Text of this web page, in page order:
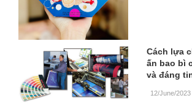
Cách lựa
ấn bao bì
và đáng
12/June/2023